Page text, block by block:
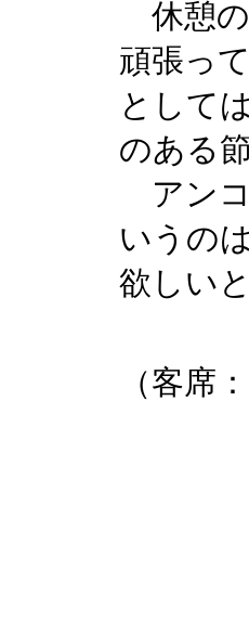
休憩の
頑張っ
として
のある
アンコ
いうの
欲しい
（客席